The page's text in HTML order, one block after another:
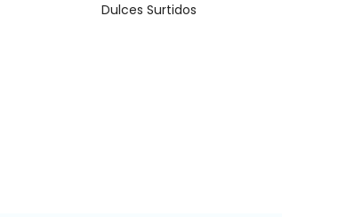
Dulces Surtidos